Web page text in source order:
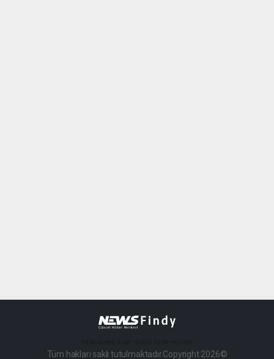
Tüm hakları saklı tutulmaktadır.Copyright 2026©